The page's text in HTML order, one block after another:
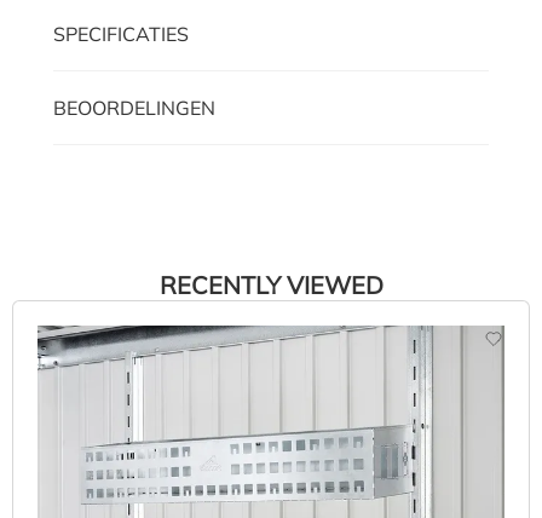
SPECIFICATIES
BEOORDELINGEN
RECENTLY VIEWED